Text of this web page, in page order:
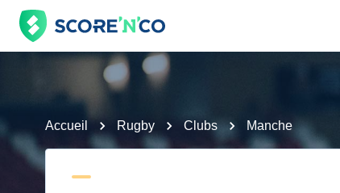
Accueil Rugby Clubs Manche